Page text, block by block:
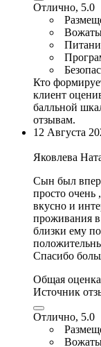
Отлично, 5.0
Кто
клиент
балльной
отзывам.
12 Августа
Яковлева
Сын был
просто очень
вкусно и
проживания в
близки ему
Спасибо
Общая
Источник
Отлично, 5.0